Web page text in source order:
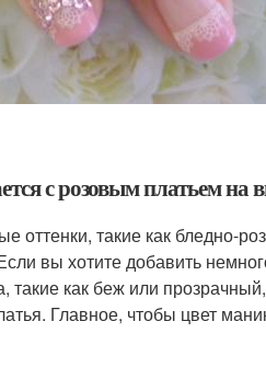
с розовым платьем на
оттенки, такие как бледно-
вы хотите добавить
как беж или
Главное, чтобы цвет